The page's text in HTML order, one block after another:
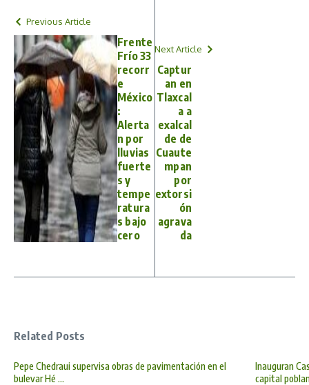
Previous Article
Frente
Frío 33
recorr
e
México
:
Alerta
n por
lluvias
fuerte
s y
tempe
ratura
s bajo
cero
Next Article
Captur
an en
Tlaxcal
a a
exalcal
de de
Cuaute
mpan
por
extorsi
ón
agrava
da
Related Posts
Pepe Chedraui supervisa obras de pavimentación en el
bulevar Hé ...
Inauguran
capital